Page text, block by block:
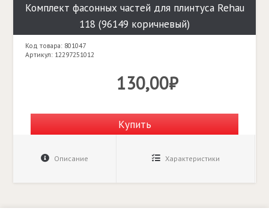
Комплект фасонных частей для плинтуса Rehau
118 (96149 коричневый)
Код товара: 801047
Артикул: 12297251012
130,00₽
Купить
Описание Характеристики